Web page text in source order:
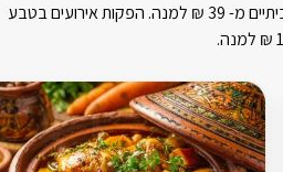
קייטרינג מאמא באזור השרון מציעה אוכל וסלטים ביתיים מ- 39 ₪ למנה. הפקות אירועים בטבע